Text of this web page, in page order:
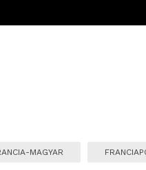
MAGYAR